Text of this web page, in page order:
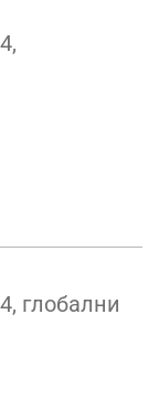
глобални